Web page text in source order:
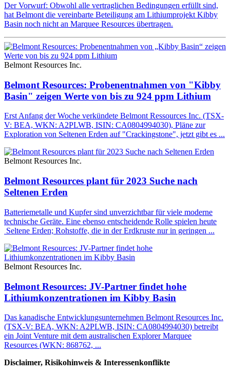
Der Vorwurf: Obwohl alle vertraglichen Bedingungen erfüllt sind,
hat Belmont die vereinbarte Beteiligung am Lithiumprojekt Kibby
Basin noch nicht an Marquee Resources übertragen.
Belmont Resources Inc.
Belmont Resources: Probenentnahmen von "Kibby
Basin" zeigen Werte von bis zu 924 ppm Lithium
Erst Anfang der Woche verkündete Belmont Ressources Inc. (TSX-
V: BEA, WKN: A2PLWB, ISIN: CA0804994030), Pläne zur
Exploration von Seltenen Erden auf "Crackingstone", jetzt gibt es ...
Belmont Resources Inc.
Belmont Resources plant für 2023 Suche nach
Seltenen Erden
Batteriemetalle und Kupfer sind unverzichtbar für viele moderne
technische Geräte. Eine ebenso entscheidende Rolle spielen heute
Seltene Erden; Rohstoffe, die in der Erdkruste nur in geringen ...
Belmont Resources Inc.
Belmont Resources: JV-Partner findet hohe
Lithiumkonzentrationen im Kibby Basin
Das kanadische Entwicklungsunternehmen Belmont Resources Inc.
(TSX-V: BEA, WKN: A2PLWB, ISIN: CA0804994030) betreibt
ein Joint Venture mit dem australischen Explorer Marquee
Resources (WKN: 868762, ...
Disclaimer, Risikohinweis & Interessenkonflikte